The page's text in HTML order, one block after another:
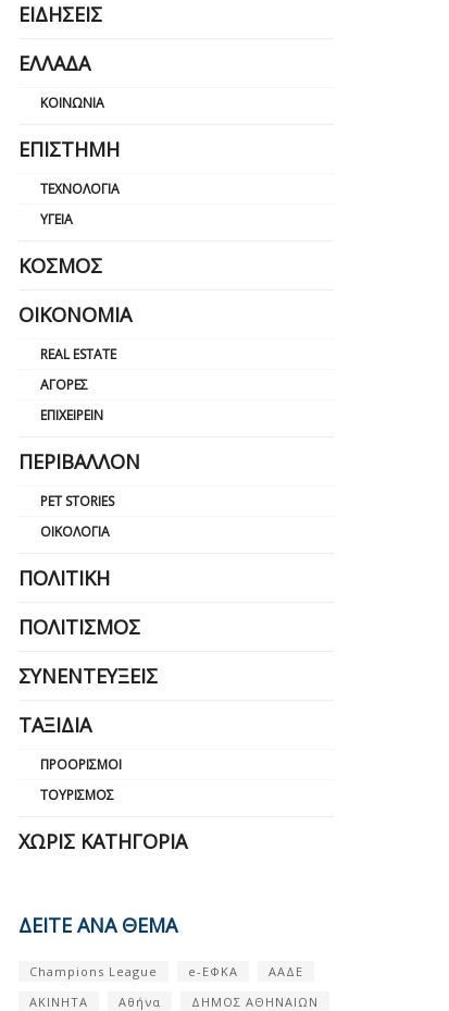
ΕΙΔΉΣΕΙΣ
ΕΛΛΆΔΑ
ΚΟΙΝΩΝΊΑ
ΕΠΙΣΤΉΜΗ
ΤΕΧΝΟΛΟΓΊΑ
ΥΓΕΊΑ
ΚΌΣΜΟΣ
ΟΙΚΟΝΟΜΊΑ
REAL ESTATE
ΑΓΟΡΈΣ
ΕΠΙΧΕΙΡΕΊΝ
ΠΕΡΙΒΆΛΛΟΝ
PET STORIES
ΟΙΚΟΛΟΓΊΑ
ΠΟΛΙΤΙΚΉ
ΠΟΛΙΤΙΣΜΌΣ
ΣΥΝΕΝΤΕΎΞΕΙΣ
ΤΑΞΊΔΙΑ
ΠΡΟΟΡΙΣΜΟΊ
ΤΟΥΡΙΣΜΌΣ
ΧΩΡΊΣ ΚΑΤΗΓΟΡΊΑ
ΔΕΙΤΕ ΑΝΑ ΘΕΜΑ
Champions League e-ΕΦΚΑ
ΑΑΔΕ
ΑΚΙΝΗΤΑ
Αθήνα
ΔΗΜΟΣ ΑΘΗΝΑΙΩΝ